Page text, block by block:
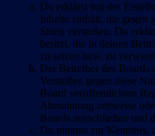
Du erklärst mit der
Inhalte enthält, die gegen
Sitten verstoßen. Du
besitzt, die in deinen
zu setzen bzw. zu
Der Betreiber des Boards
Verstößen gegen diese
Board veröffentlichten
Abmahnung zeitweise
Boards ausschließen und
Du nimmst zur Kenntnis,